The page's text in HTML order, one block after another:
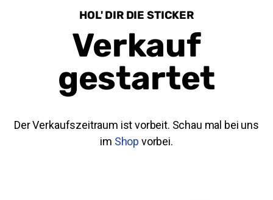
HOL' DIR DIE STICKER
Verkauf
gestartet
Der Verkaufszeitraum ist vorbeit. Schau mal bei uns
im Shop vorbei.